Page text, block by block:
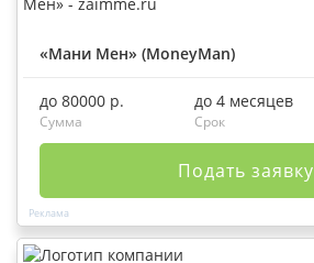
«Мани Мен» (MoneyMan)
до 80000 р.
Сумма
до 4 месяцев
Срок
Подать заявку